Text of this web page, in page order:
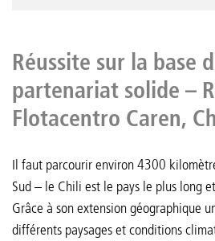
Réussite sur la base
partenariat solide –
Flotacentro Caren,
Il faut parcourir environ 4300
Sud – le Chili est le pays le plus long
Grâce à son extension géographique
différents paysages et conditions